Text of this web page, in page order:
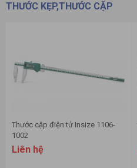
THƯỚC KẸP,THƯỚC CẶP
Thước cặp điện tử Insize 1106-
1002
Liên hệ